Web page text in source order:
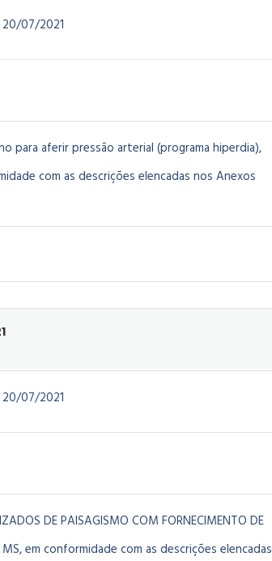
20/07/2021
para aferir pressão arterial (programa hiperdia),
com as descrições elencadas nos Anexos
20/07/2021
DE PAISAGISMO COM FORNECIMENTO DE
em conformidade com as descrições elencadas